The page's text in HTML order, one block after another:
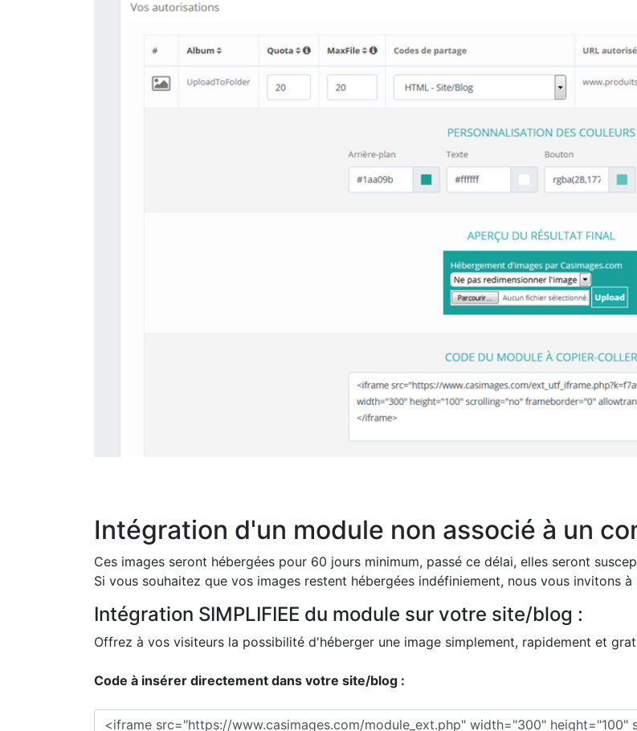
Intégration d'un module non associé à un
Ces images seront hébergées pour 60 jours minimum, passé ce délai, elles seront
Si vous souhaitez que vos images restent hébergées indéfiniement, nous vous invitons
Intégration SIMPLIFIEE du module sur votre site/blog :
Offrez à vos visiteurs la possibilité d'héberger une image simplement, rapidement et
Code à insérer directement dans votre site/blog :